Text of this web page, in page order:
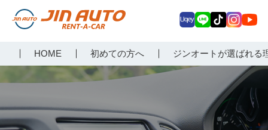
らジンオートレンタカー
HOME 初めての方へ ジンオートが選ばれる
ey E
Tokagr
am
uT
ub